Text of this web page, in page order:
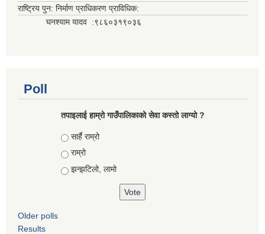
राष्ट्रिय पुन: निर्माण प्राधिकरण प्राविधिक:
घनश्याम यादव :९८६०३१९०३६
Poll
तपाइलाई हाम्रो गाउँपालिकाको सेवा कस्तो लाग्यो ?
Choices
सार्है राम्रो
राम्रो
झन्झटिलो, लामो
Older polls
Results